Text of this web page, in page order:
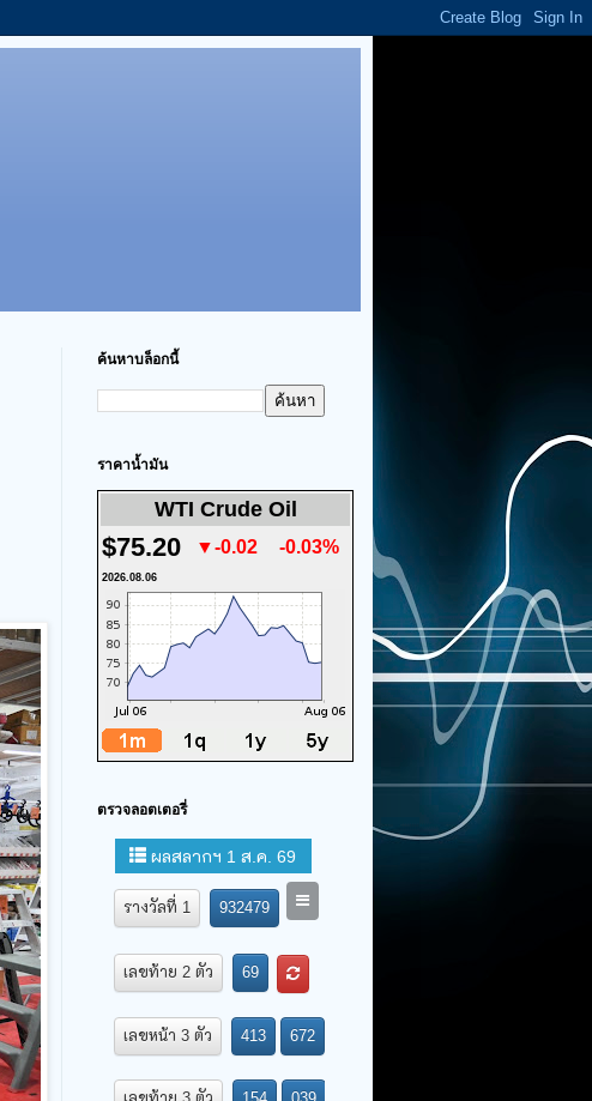
ค้นหาบล็อกนี้
ราคาน้ำมัน
WTI Crude Oil
$75.20 ▼-0.02 -0.03%
2026.08.06
ตรวจลอตเตอรี่